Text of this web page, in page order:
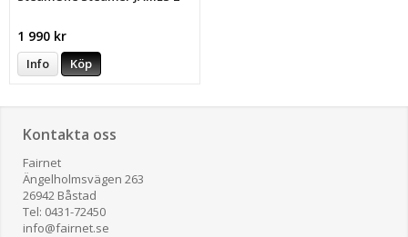
1 990 kr
Info Köp
Kontakta oss
Fairnet
Ängelholmsvägen 263
26942 Båstad
Tel: 0431-72450
​info@fairnet.se